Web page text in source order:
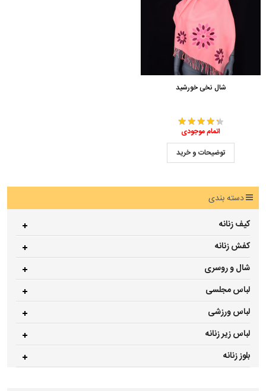
شال نخی خورشید
اتمام موجودی
توضیحات و خرید
دسته بندی
کیف زنانه
کفش زنانه
شال و روسری
لباس مجلسی
لباس ورزشی
لباس زیر زنانه
بلوز زنانه